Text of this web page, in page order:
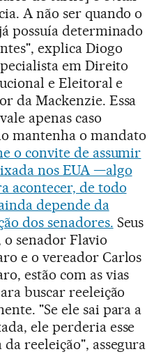
A não ser quando o
possuía determinado
explica Diogo
em Direito
e Eleitoral e
da Mackenzie. Essa
apenas caso
mantenha o mandato
o convite de assumir
nos EUA —algo
acontecer, de todo
depende da
dos senadores. Seus
o senador Flavio
e o vereador Carlos
estão com as vias
buscar reeleição
"Se ele sai para a
ele perderia esse
reeleição", assegura